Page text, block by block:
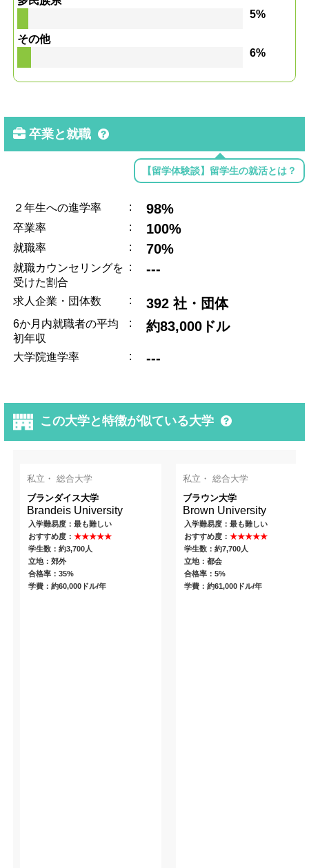
5%
その他
6%
卒業と就職
【留学体験談】留学生の就活とは？
２年生への進学率 : 98%
卒業率 : 100%
就職率 : 70%
就職カウンセリングを
受けた割合
: ---
求人企業・団体数 : 392 社・団体
6か月内就職者の平均
初年収
: 約83,000ドル
大学院進学率 : ---
この大学と特徴が似ている大学
私立・ 総合大学
ブランダイス大学
Brandeis University
入学難易度：最も難しい
おすすめ度：★★★★★
学生数：約3,700人
立地：郊外
合格率：35%
学費：約60,000ドル/年
私立・ 総合大学
ブラウン大学
Brown University
入学難易度：最も難しい
おすすめ度： ★★★★★
学生数：約7,700人
立地：都会
合格率：5%
学費：約61,000ドル/年